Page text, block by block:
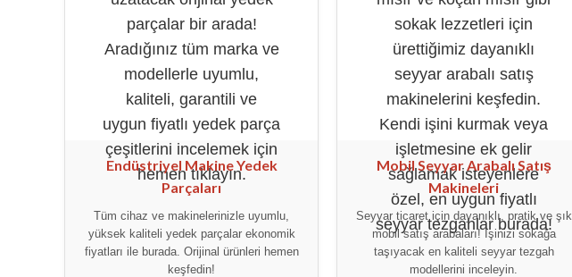
Endüstriyel Makine Yedek
Parçaları
Tüm cihaz ve makinelerinizle uyumlu,
yüksek kaliteli yedek parçalar ekonomik
fiyatları ile burada. Orijinal ürünleri hemen
keşfedin!
Mobil Seyyar Arabalı Satış
Makineleri
Seyyar ticaret için dayanıklı, pratik ve şık
mobil satış arabaları! İşinizi sokağa
taşıyacak en kaliteli seyyar tezgah
modellerini inceleyin.